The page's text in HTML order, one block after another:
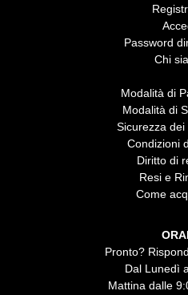
Password
Chi
Modalità di
Modalità di
Sicurezza
Condizioni
Diritto di
Resi e
Come
Pronto?
Dal Lunedì
Mattina dalle